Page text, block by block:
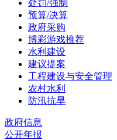
处罚/强制
预算/决算
政府采购
博彩游戏推荐
水利建设
建议提案
工程建设与安全管理
农村水利
防汛抗旱
政府信息
公开年报